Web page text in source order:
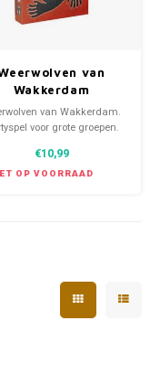
van
Wakkerdam
van Wakkerdam.
voor grote groepen.
aan tegen de weerwolven
midden. Het is echter
€10,99
OP VOORRAAD